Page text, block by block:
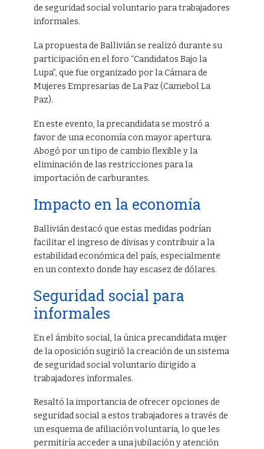
de seguridad social voluntario para trabajadores
informales.
La propuesta de Ballivián se realizó durante su
participación en el foro “Candidatos Bajo la
Lupa”, que fue organizado por la Cámara de
Mujeres Empresarias de La Paz (Camebol La
Paz).
En este evento, la precandidata se mostró a
favor de una economía con mayor apertura.
Abogó por un tipo de cambio flexible y la
eliminación de las restricciones para la
importación de carburantes.
Impacto en la economía
Ballivián destacó que estas medidas podrían
facilitar el ingreso de divisas y contribuir a la
estabilidad económica del país, especialmente
en un contexto donde hay escasez de dólares.
Seguridad social para
informales
En el ámbito social, la única precandidata mujer
de la oposición sugirió la creación de un sistema
de seguridad social voluntario dirigido a
trabajadores informales.
Resaltó la importancia de ofrecer opciones de
seguridad social a estos trabajadores a través de
un esquema de afiliación voluntaria, lo que les
permitiría acceder a una jubilación y atención